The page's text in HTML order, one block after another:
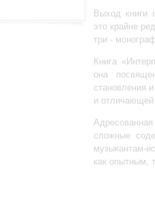
Выход книги
это крайне
три -
Книга
она
становления
и отличающей
сложные
музыкантам-
как опытным,